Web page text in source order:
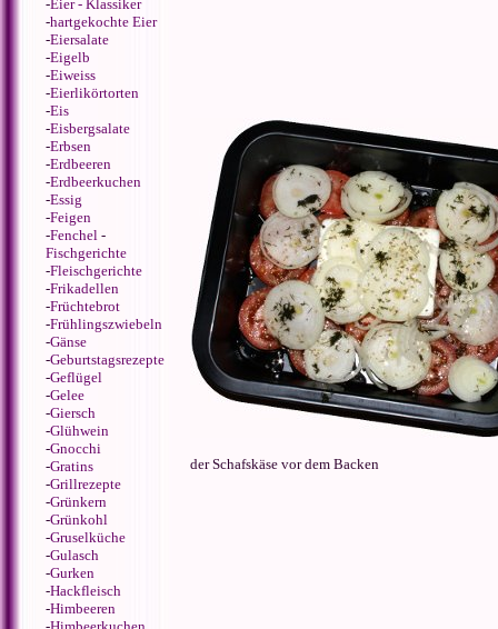
-Eier - Klassiker
-hartgekochte Eier
-Eiersalate
-Eigelb
-Eiweiss
-Eierlikörtorten
-Eis
-Eisbergsalate
-Erbsen
-Erdbeeren
-Erdbeerkuchen
-Essig
-Feigen
-Fenchel -
Fischgerichte
-Fleischgerichte
-Frikadellen
-Früchtebrot
-Frühlingszwiebeln
-Gänse
-Geburtstagsrezepte
-Geflügel
-Gelee
-Giersch
-Glühwein
-Gnocchi
-Gratins
-Grillrezepte
-Grünkern
-Grünkohl
-Gruselküche
-Gulasch
-Gurken
-Hackfleisch
-Himbeeren
der Schafskäse vor dem Backen